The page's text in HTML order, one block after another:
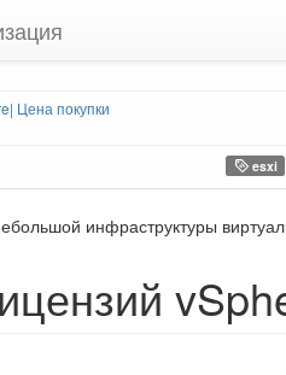
Цена покупки
esxi
инфраструктуры